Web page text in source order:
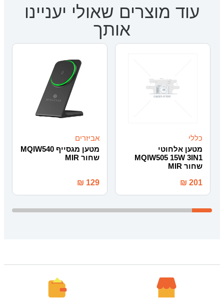
עוד מוצרים שאולי יעניינו
אותך
כללי
מטען אלחוטי
MQIW505 15W 3IN1
שחור MIR
₪ 201
אביזרים
מטען מגסייף MQIW540
שחור MIR
₪ 129